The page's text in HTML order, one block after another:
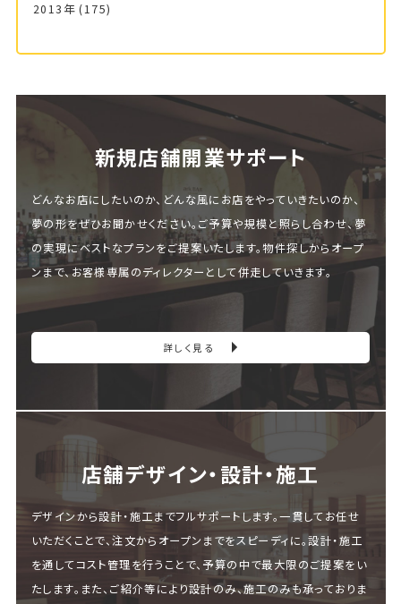
2013年 (175)
新規店舗開業サポート
どんなお店にしたいのか、どんな風にお店をやっていきたいのか、
夢の形をぜひお聞かせください。ご予算や規模と照らし合わせ、夢
の実現にベストなプランをご提案いたします。物件探しからオープ
ンまで、お客様専属のディレクターとして併走していきます。
詳しく見る
店舗デザイン・設計・施⼯
デザインから設計・施工までフルサポートします。一貫してお任せ
いただくことで、注文からオープンまでをスピーディに。設計・施工
を通してコスト管理を行うことで、予算の中で最大限のご提案をい
たします。また、ご紹介等により設計のみ、施工のみも承っておりま